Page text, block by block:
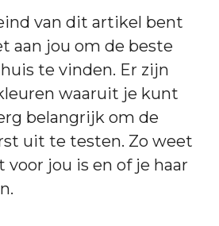
van dit artikel bent
aan jou om de beste
te vinden. Er zijn
waaruit je kunt
belangrijk om de
uit te testen. Zo weet
voor jou is en of je haar